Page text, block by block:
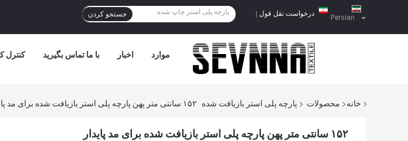
Persian درخواست نقل قول جستجو کردن
کنترل با ما تماس بگیرید اخبار موارد
خانه محصولات پارچه پلی استر بازیافت شده ۱۵۲ سانتی متر پهن پارچه پلی استر بازیافت شده برای مد پایدار
۱۵۲ سانتی متر پهن پارچه پلی استر بازیافت شده برای مد پایدار